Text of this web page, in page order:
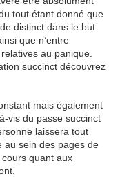
tout étant donné que
distinct dans le but
que n’entre
au panique.
succinct découvrez
mais également
vis du passe succinct
laissera tout
au sein des pages de
cours quant aux